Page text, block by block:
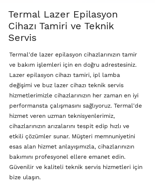
Termal Lazer Epilasyon
Cihazı Tamiri ve Teknik
Servis
Termal'de lazer epilasyon cihazlarınızın tamir
ve bakım işlemleri için en doğru adrestesiniz.
Lazer epilasyon cihazı tamiri, ipl lamba
değişimi ve buz lazer cihazı teknik servis
hizmetlerimizle cihazlarınızın her zaman en iyi
performansta çalışmasını sağlıyoruz. Termal'de
hizmet veren uzman teknisyenlerimiz,
cihazlarınızın arızalarını tespit edip hızlı ve
etkili çözümler sunar. Müşteri memnuniyetini
esas alan hizmet anlayışımızla, cihazlarınızın
bakımını profesyonel ellere emanet edin.
Güvenilir ve kaliteli teknik servis hizmetleri için
bize ulaşın.